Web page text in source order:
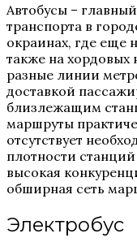
Автобусы –
транспорта в
окраинах, где еще
также на хордовых
разные линии
доставкой
близлежащим
маршруты
отсутствует
плотности
высокая
обширная сеть
Электробус